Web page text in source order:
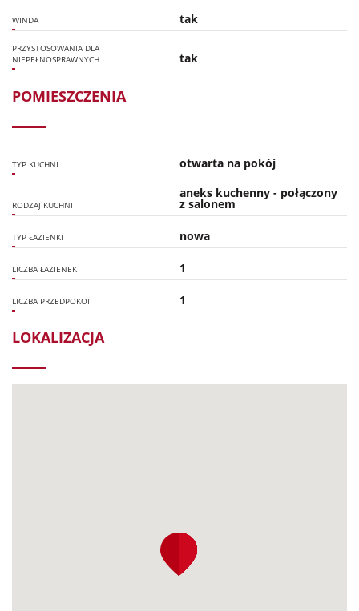
WINDA tak
PRZYSTOSOWANIA DLA
NIEPEŁNOSPRAWNYCH
tak
POMIESZCZENIA
TYP KUCHNI otwarta na pokój
RODZAJ KUCHNI
aneks kuchenny - połączony
z salonem
TYP ŁAZIENKI nowa
LICZBA ŁAZIENEK 1
LICZBA PRZEDPOKOI 1
LOKALIZACJA